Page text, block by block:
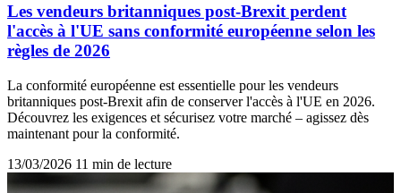
Les vendeurs britanniques post-Brexit perdent
l'accès à l'UE sans conformité européenne selon les
règles de 2026
La conformité européenne est essentielle pour les vendeurs
britanniques post-Brexit afin de conserver l'accès à l'UE en 2026.
Découvrez les exigences et sécurisez votre marché – agissez dès
maintenant pour la conformité.
13/03/2026 11 min de lecture